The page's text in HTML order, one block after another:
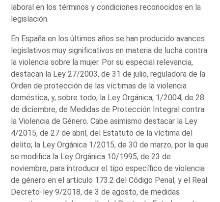
laboral en los términos y condiciones reconocidos en la
legislación.
En España en los últimos años se han producido avances
legislativos muy significativos en materia de lucha contra
la violencia sobre la mujer. Por su especial relevancia,
destacan la Ley 27/2003, de 31 de julio, reguladora de la
Orden de protección de las víctimas de la violencia
doméstica, y, sobre todo, la Ley Orgánica, 1/2004, de 28
de diciembre, de Medidas de Protección Integral contra
la Violencia de Género. Cabe asimismo destacar la Ley
4/2015, de 27 de abril, del Estatuto de la víctima del
delito; la Ley Orgánica 1/2015, de 30 de marzo, por la que
se modifica la Ley Orgánica 10/1995, de 23 de
noviembre, para introducir el tipo específico de violencia
de género en el artículo 173.2 del Código Penal; y el Real
Decreto-ley 9/2018, de 3 de agosto, de medidas